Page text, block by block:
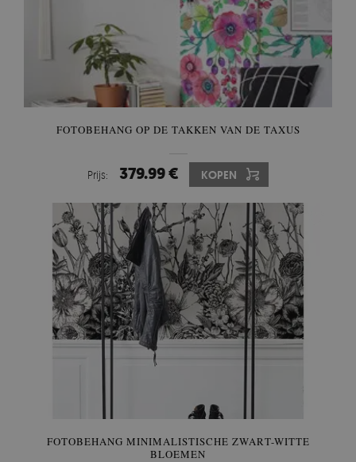
FOTOBEHANG OP DE TAKKEN VAN DE TAXUS
Prijs: 379.99 € KOPEN
FOTOBEHANG MINIMALISTISCHE ZWART-WITTE
BLOEMEN